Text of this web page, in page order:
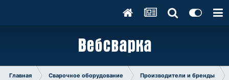
Главная Сварочное оборудование Производители и бренды